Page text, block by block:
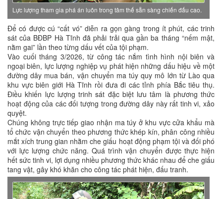
Lực lượng tham gia phá án luôn trong tâm thế sẵn sàng chiến đấu cao.
Để có được cú “cất vó” diễn ra gọn gàng trong ít phút, các trinh
sát của BĐBP Hà Tĩnh đã phải trải qua gần ba tháng “nếm mật,
nằm gai” lần theo từng dấu vết của tội phạm.
Vào cuối tháng 3/2026, từ công tác nắm tình hình nội biên và
ngoại biên, lực lượng nghiệp vụ phát hiện những dấu hiệu về một
đường dây mua bán, vận chuyển ma túy quy mô lớn từ Lào qua
khu vực biên giới Hà Tĩnh rồi đưa đi các tỉnh phía Bắc tiêu thụ.
Điều khiến lực lượng trinh sát đặc biệt lưu tâm là phương thức
hoạt động của các đối tượng trong đường dây này rất tinh vi, xảo
quyệt.
Chúng không trực tiếp giao nhận ma túy ở khu vực cửa khẩu mà
tổ chức vận chuyển theo phương thức khép kín, phân công nhiều
mắt xích trung gian nhằm che giấu hoạt động phạm tội và đối phó
với lực lượng chức năng. Quá trình vận chuyển được thực hiện
hết sức tinh vi, lợi dụng nhiều phương thức khác nhau để che giấu
tang vật, gây khó khăn cho công tác phát hiện, đấu tranh.